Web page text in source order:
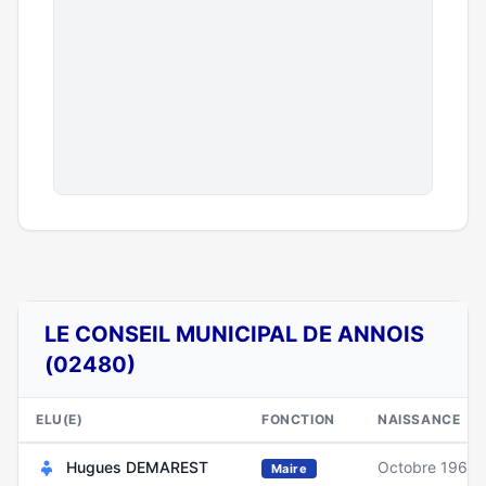
LE CONSEIL MUNICIPAL DE ANNOIS
(02480)
ELU(E) FONCTION NAISSANCE
Hugues DEMAREST Maire Octobre 1968